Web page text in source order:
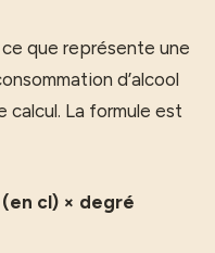
que représente une
d’alcool
La formule est
cl) × degré